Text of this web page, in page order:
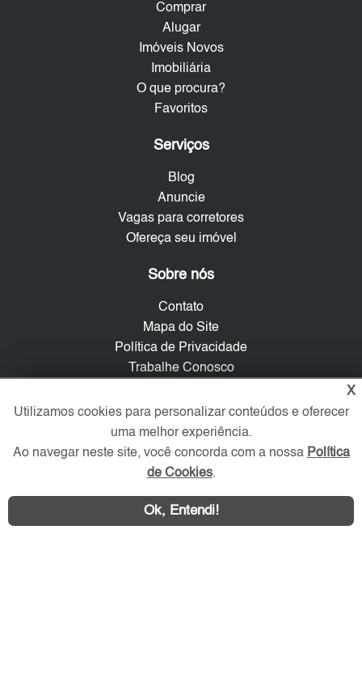
Comprar
Alugar
Imóveis Novos
Imobiliária
O que procura?
Favoritos
Serviços
Blog
Anuncie
Vagas para corretores
Ofereça seu imóvel
Sobre nós
Contato
Mapa do Site
Política de Privacidade
Trabalhe Conosco
Verificada por
Redes Sociais
X
Utilizamos cookies para personalizar conteúdos e oferecer
uma melhor experiência.
Ao navegar neste site, você concorda com a nossa Política
de Cookies.
Ok, Entendi!